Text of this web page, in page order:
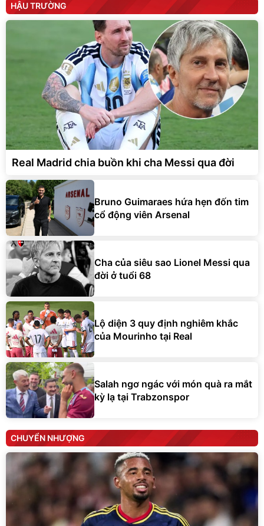
HẬU TRƯỜNG
Real Madrid chia buồn khi cha Messi qua đời
Bruno Guimaraes hứa hẹn đốn tim
cổ động viên Arsenal
Cha của siêu sao Lionel Messi qua
đời ở tuổi 68
Lộ diện 3 quy định nghiêm khắc
của Mourinho tại Real
Salah ngơ ngác với món quà ra mắt
kỳ lạ tại Trabzonspor
CHUYỂN NHƯỢNG